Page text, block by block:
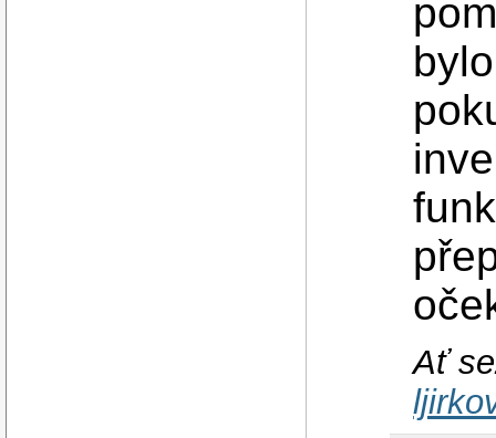
Ať